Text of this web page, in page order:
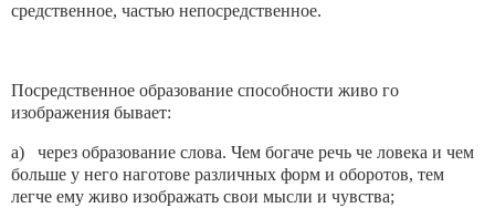
средственное, частью непосредственное.
Посредственное образование способности живо го
изображения бывает:
а) через образование слова. Чем богаче речь че ловека и чем
больше у него наготове различных форм и оборотов, тем
легче ему живо изображать свои мысли и чувства;